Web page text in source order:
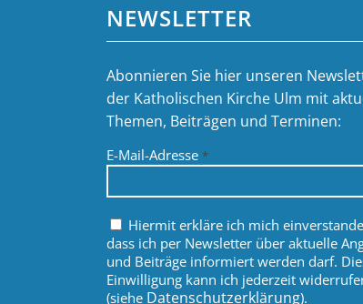
NEWSLETTER
Abonnieren Sie hier unseren
der Katholischen Kirche Ulm mit
Themen, Beiträgen und Terminen:
E-Mail-Adresse*
Hiermit erkläre ich mich
dass ich per Newsletter über aktuelle
und Beiträge informiert werden darf.
Einwilligung kann ich jederzeit
(siehe Datenschutzerklärung).